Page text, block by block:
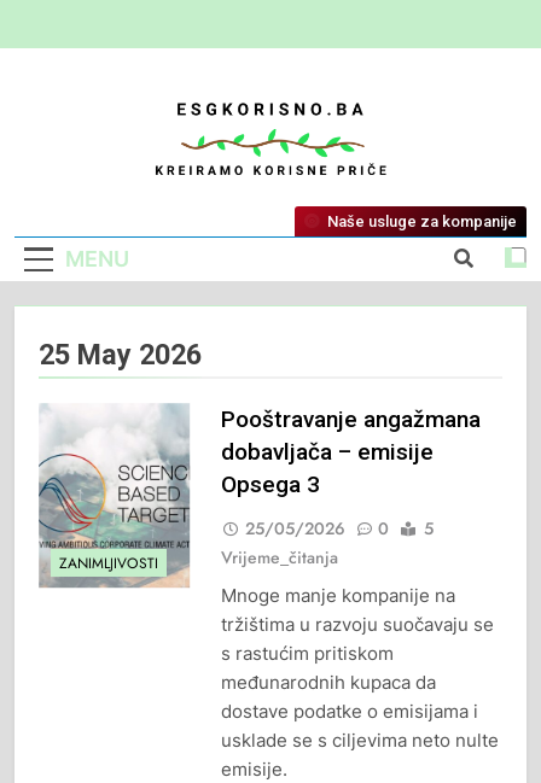
ESG Korisno
Kreiramo Korisne Priče
MENU
Naše usluge za kompanije
25 May 2026
ZANIMLJIVOSTI
Pooštravanje angažmana
dobavljača – emisije
Opsega 3
25/05/2026 0
5
Vrijeme_čitanja
Mnoge manje kompanije na
tržištima u razvoju suočavaju se
s rastućim pritiskom
međunarodnih kupaca da
dostave podatke o emisijama i
usklade se s ciljevima neto nulte
emisije.